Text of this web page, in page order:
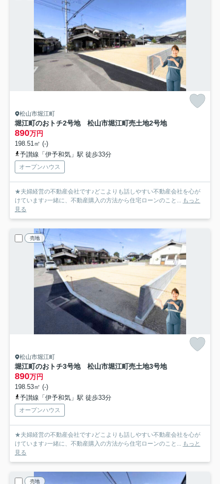
松山市堀江町
堀江町のおトチ2号地 松山市堀江町売土地2号地
890万円
198.51㎡ (-)
予讃線「伊予和気」駅 徒歩33分
オープンハウス
★夫婦経営の不動産会社です♪どこよりも話しやすい不動産会社を心が
けています♪一緒に、不動産購入の方法から住宅ローンのこと... もっと
見る
売地
松山市堀江町
堀江町のおトチ3号地 松山市堀江町売土地3号地
890万円
198.53㎡ (-)
予讃線「伊予和気」駅 徒歩33分
オープンハウス
★夫婦経営の不動産会社です♪どこよりも話しやすい不動産会社を心が
けています♪一緒に、不動産購入の方法から住宅ローンのこと... もっと
見る
売地